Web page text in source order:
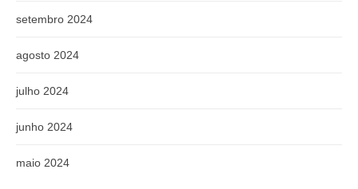
setembro 2024
agosto 2024
julho 2024
junho 2024
maio 2024